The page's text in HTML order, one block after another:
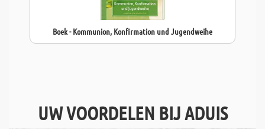
Boek - Kommunion, Konfirmation und Jugendweihe
UW VOORDELEN BIJ ADUIS